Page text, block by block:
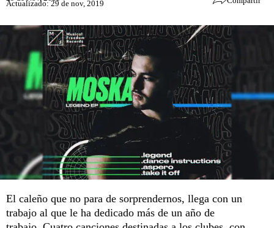
Actualizado: 29 de nov, 2019
El caleño que no para de sorprendernos, llega con un
trabajo al que le ha dedicado más de un año de